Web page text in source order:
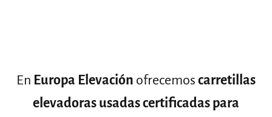
En Europa Elevación ofrecemos carretillas
elevadoras usadas certificadas para